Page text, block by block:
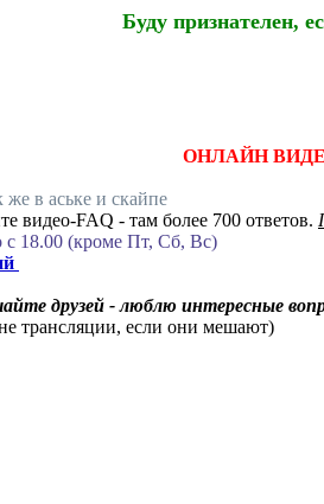
Буду признателен,
ОНЛАЙН
в аське и скайпе
видео-FAQ - там более 700 ответов.
c 18.00 (кроме Пт, Сб, Вс)
друзей - люблю интересные
трансляции, если они мешают)